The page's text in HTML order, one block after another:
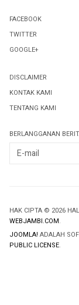
FACEBOOK
TWITTER
GOOGLE+
DISCLAIMER
KONTAK KAMI
TENTANG KAMI
BERLANGGANAN
HAK CIPTA © 2026
WEBJAMBI.COM.
JOOMLA! ADALAH
PUBLIC LICENSE.